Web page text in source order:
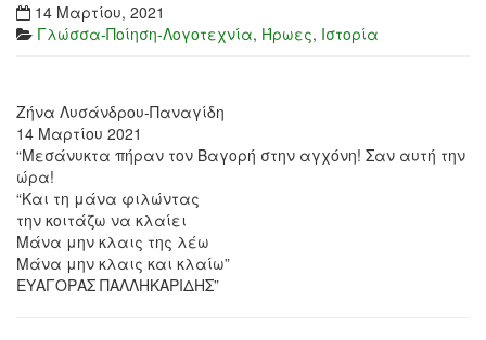
14 Μαρτίου, 2021
Γλώσσα-Ποίηση-Λογοτεχνία, Ήρωες, Ιστορία
Ζήνα Λυσάνδρου-Παναγίδη
14 Μαρτίου 2021
“Μεσάνυκτα πήραν τον Βαγορή στην αγχόνη! Σαν αυτή την
ώρα!
“Και τη μάνα φιλώντας
την κοιτάζω να κλαίει
Μάνα μην κλαις της λέω
Μάνα μην κλαις και κλαίω”
ΕΥΑΓΟΡΑΣ ΠΑΛΛΗΚΑΡΙΔΗΣ”